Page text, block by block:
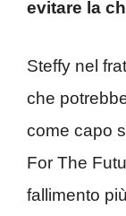
evitare la
Steffy nel
che
come capo
For The
fallimento